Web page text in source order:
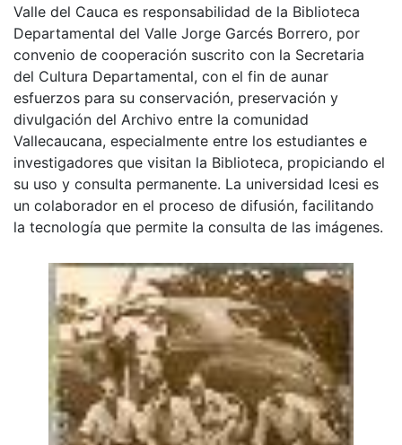
Valle del Cauca es responsabilidad de la Biblioteca
Departamental del Valle Jorge Garcés Borrero, por
convenio de cooperación suscrito con la Secretaria
del Cultura Departamental, con el fin de aunar
esfuerzos para su conservación, preservación y
divulgación del Archivo entre la comunidad
Vallecaucana, especialmente entre los estudiantes e
investigadores que visitan la Biblioteca, propiciando el
su uso y consulta permanente. La universidad Icesi es
un colaborador en el proceso de difusión, facilitando
la tecnología que permite la consulta de las imágenes.